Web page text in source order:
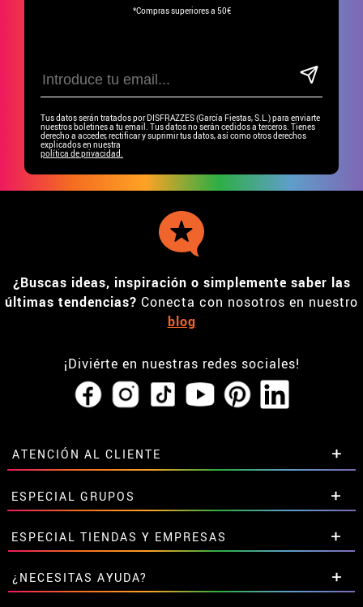
*Compras superiores a 50€
Tus datos serán tratados por DISFRAZZES (García Fiestas, S.L.) para enviarte
nuestros boletines a tu email. Tus datos no serán cedidos a terceros. Tienes
derecho a acceder, rectificar y suprimir tus datos, así como otros derechos
explicados en nuestra
política de privacidad.
¿Buscas ideas, inspiración o simplemente saber las
últimas tendencias? Conecta con nosotros en nuestro
blog
¡Diviérte en nuestras redes sociales!
ATENCIÓN AL CLIENTE
• Horario tienda IBI
•Descuento estudiantes
• Sobre nosotros
• Condiciones de venta
• Aviso legal yPrivacidad
• Atencion al cliente
ESPECIAL GRUPOS
Descuentos especiales para grupos.
Contáctanos aquí
ESPECIAL TIENDAS Y EMPRESAS
Descuentos exclusivos para tiendas y empresas.
Contáctanos aquí
¿NECESITAS AYUDA?